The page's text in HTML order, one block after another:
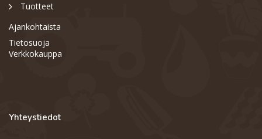
Tuotteet
Ajankohtaista
Tietosuoja
Verkkokauppa
Yhteystiedot